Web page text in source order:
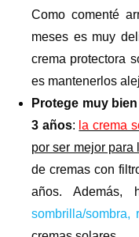
Como comenté
meses es muy
crema protectora
es mantenerlos
Protege muy
3 años: la crema
por ser mejor para
de cremas con
años. Además,
sombrilla/sombra,